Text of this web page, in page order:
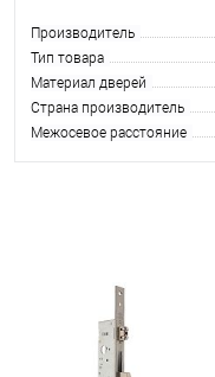
Производитель
Тип товара
Материал дверей
Страна производитель
Межосевое расстояние